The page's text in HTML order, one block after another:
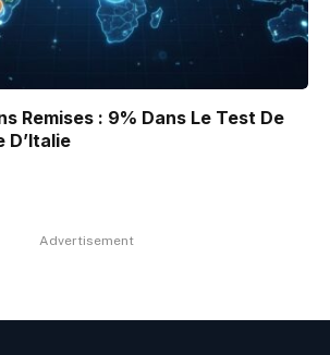
Remises : 9% Dans Le Test De
D’Italie
Advertisement